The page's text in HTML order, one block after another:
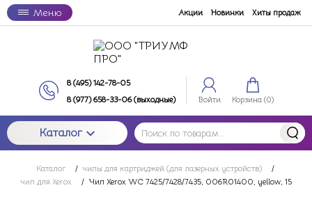
Меню Акции Новинки Хиты продаж
8 (495) 142-78-05
8 (977) 658-33-06 (выходные)
Войти Корзина (0)
Каталог
Каталог / чипы для картриджей (для лазерных устройств)
/
чип для Xerox
/ Чип Xerox WC 7425/7428/7435, 006R01400, yellow, 15